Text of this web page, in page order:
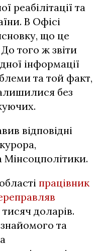
реабілітації та
В Офісі
що це
того ж звіти
інформації
та той факт,
без
відповідні
Мінсоцполітики.
працівник
тисяч доларів.
та